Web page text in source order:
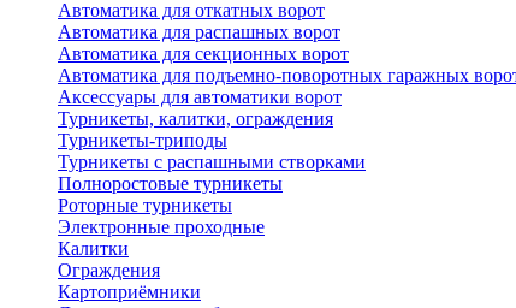
Автоматика для откатных ворот
Автоматика для распашных ворот
Автоматика для секционных ворот
Автоматика для подъемно-поворотных гаражных
Аксессуары для автоматики ворот
Турникеты, калитки, ограждения
Турникеты-триподы
Турникеты с распашными створками
Полноростовые турникеты
Роторные турникеты
Электронные проходные
Калитки
Ограждения
Картоприёмники